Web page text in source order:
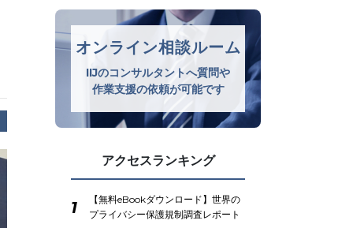
オンライン相談ルーム
IIJのコンサルタントへ質問や
作業支援の依頼が可能です
アクセスランキング
1
【無料eBookダウンロード】世界の
プライバシー保護規制調査レポート